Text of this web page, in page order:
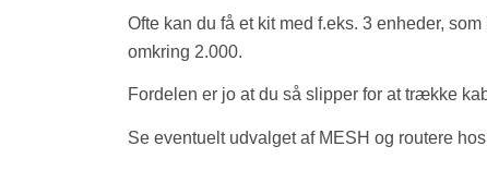
Ofte kan du få et kit med f.eks. 3 enheder,
omkring 2.000.
Fordelen er jo at du så slipper for at trække
Se eventuelt udvalget af MESH og routere hos